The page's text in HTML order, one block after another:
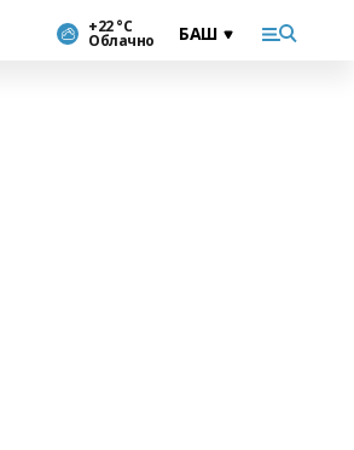
+22 °С
Облачно